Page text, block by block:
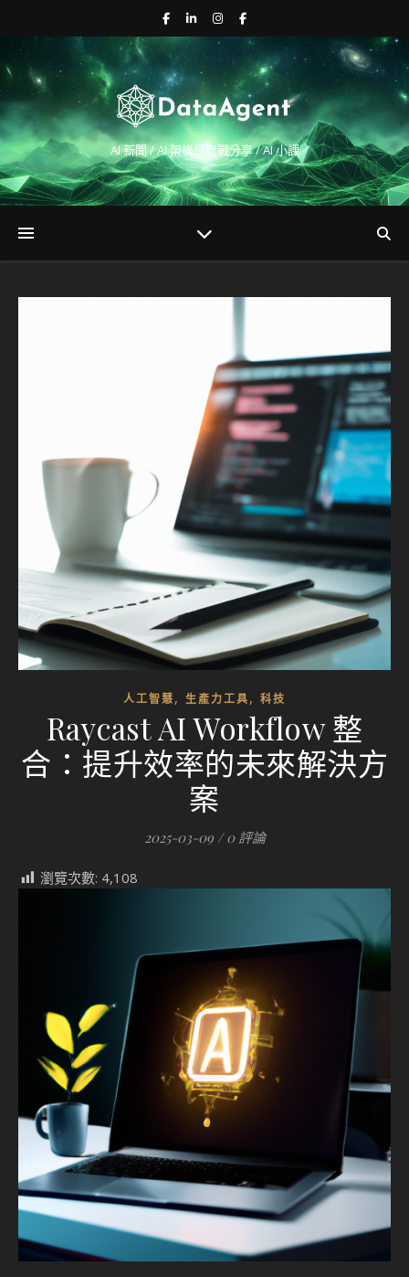
AI 新聞 / AI 架構師實戰分享 / AI 小課
人工智慧, 生產力工具, 科技
Raycast AI Workflow 整
合：提升效率的未來解決方
案
2025-03-09 / 0 評論
瀏覽次數: 4,108